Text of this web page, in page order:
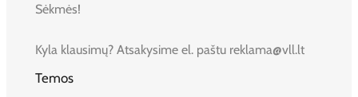
Sėkmės!
Kyla klausimų? Atsakysime el. paštu reklama@vll.lt
Temos